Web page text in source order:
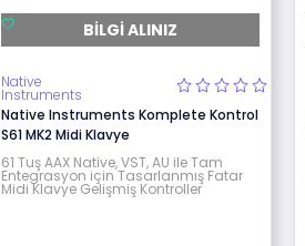
BILGI ALINIZ
Native
Instruments
Native Instruments Komplete Kontrol
S61 MK2 Midi Klavye
61 Tuş AAX Native, VST, AU ile Tam
Entegrasyon için Tasarlanmış Fatar
Midi Klavye Gelişmiş Kontroller